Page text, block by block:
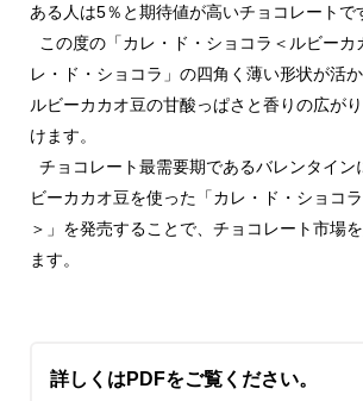
ある人は5％と期待値が高いチョコレートで
この度の「カレ・ド・ショコラ＜ルビーカ
レ・ド・ショコラ」の四角く薄い形状が活
ルビーカカオ豆の甘酸っぱさと香りの広が
けます。
チョコレート最需要期であるバレンタイン
ビーカカオ豆を使った「カレ・ド・ショコ
＞」を発売することで、チョコレート市場
ます。
詳しくはPDFをご覧ください。